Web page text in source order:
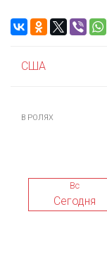
США
В РОЛЯХ
Вс
Сегодня